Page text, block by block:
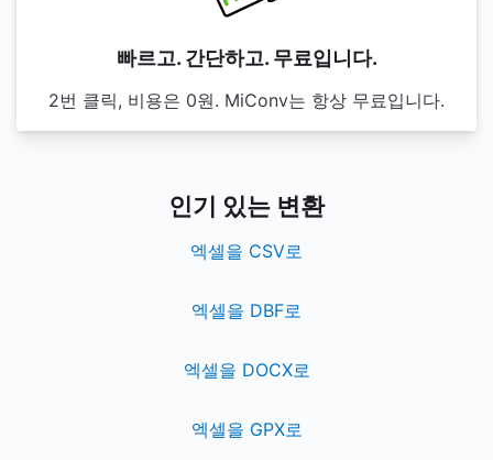
빠르고. 간단하고. 무료입니다.
2번 클릭, 비용은 0원. MiConv는 항상 무료입니다.
인기 있는 변환
엑셀을 CSV로
엑셀을 DBF로
엑셀을 DOCX로
엑셀을 GPX로